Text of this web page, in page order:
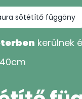
sötétítő függöny
kerülnek
cm